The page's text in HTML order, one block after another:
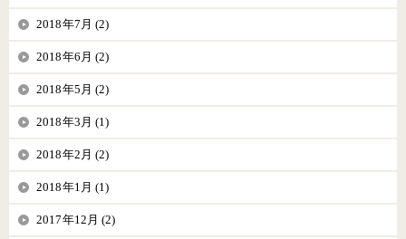
2018年7月 (2)
2018年6月 (2)
2018年5月 (2)
2018年3月 (1)
2018年2月 (2)
2018年1月 (1)
2017年12月 (2)